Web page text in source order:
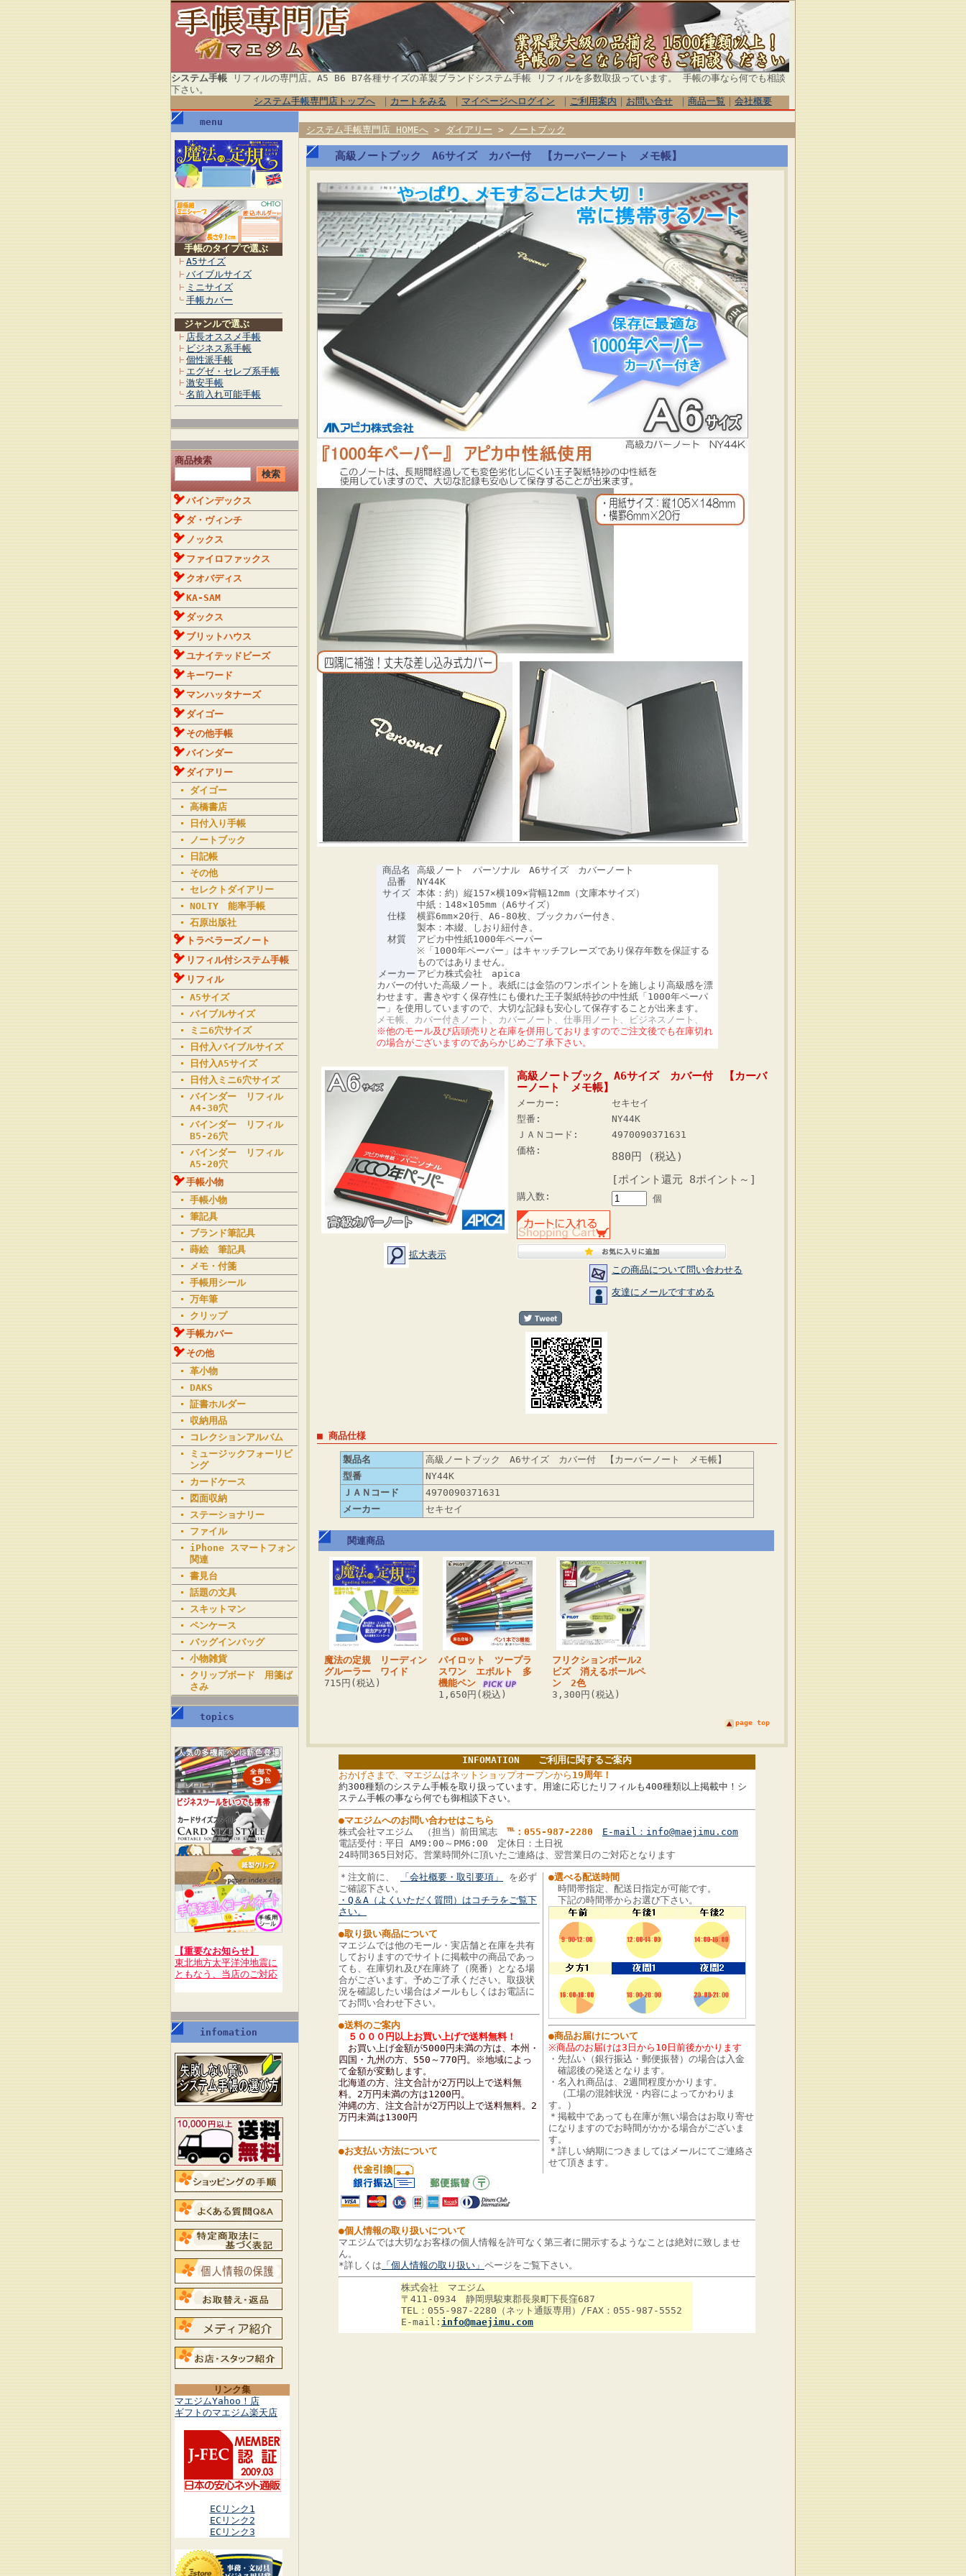
システム手帳 リフィルの専門店。A5 B6 B7各種サイズの革製ブランドシステム手帳 リフィルを多数取扱っています。 手帳の事なら何でも相談
下さい。
システム手帳専門店トップへ
カートをみる マイページへログイン ご利用案内 お問い合せ 商品一覧
会社概要
menu
手帳のタイプで選ぶ
A5サイズ
バイブルサイズ
ミニサイズ
手帳カバー
ジャンルで選ぶ
店長オススメ手帳
ビジネス系手帳
個性派手帳
エグゼ・セレブ系手帳
激安手帳
名前入れ可能手帳
商品検索
バインデックス
ダ・ヴィンチ
ノックス
ファイロファックス
クオバディス
KA-SAM
ダックス
ブリットハウス
ユナイテッドビーズ
キーワード
マンハッタナーズ
ダイゴー
その他手帳
バインダー
ダイアリー
ダイゴー
高橋書店
日付入り手帳
ノートブック
日記帳
その他
セレクトダイアリー
NOLTY 能率手帳
石原出版社
トラベラーズノート
リフィル付システム手帳
リフィル
A5サイズ
バイブルサイズ
ミニ6穴サイズ
日付入バイブルサイズ
日付入A5サイズ
日付入ミニ6穴サイズ
バインダー リフィル
A4-30穴
バインダー リフィル
B5-26穴
バインダー リフィル
A5-20穴
手帳小物
手帳小物
筆記具
ブランド筆記具
蒔絵 筆記具
メモ・付箋
手帳用シール
万年筆
クリップ
手帳カバー
その他
革小物
DAKS
証書ホルダー
収納用品
コレクションアルバム
ミュージックフォーリビ
ング
カードケース
図面収納
ステーショナリー
ファイル
iPhone スマートフォン
関連
書見台
話題の文具
スキットマン
ペンケース
バッグインバッグ
小物雑貨
クリップボード 用箋ば
さみ
topics
【重要なお知らせ】
東北地方太平洋沖地震に
ともなう、当店のご対応
infomation
リンク集
マエジムYahoo！店
ギフトのマエジム楽天店
ECリンク1
ECリンク2
ECリンク3
システム手帳専門店 HOMEへ > ダイアリー > ノートブック
高級ノートブック A6サイズ カバー付 【カーバーノート メモ帳】
商品名
高級ノート パーソナル A6サイズ カバーノート
品番
NY44K
サイズ 本体：約）縦157×横109×背幅12mm（文庫本サイズ）
中紙：148×105mm（A6サイズ）
仕様
横罫6mm×20行、A6-80枚、ブックカバー付き、
製本：本綴、しおり紐付き。
材質
アピカ中性紙1000年ペーパー
※「1000年ペーパー」はキャッチフレーズであり保存年数を保証する
ものではありません。
メーカー アピカ株式会社 apica
カバーの付いた高級ノート。表紙には金箔のワンポイントを施しより高級感を漂
わせます。書きやすく保存性にも優れた王子製紙特抄の中性紙「1000年ペーパ
ー」を使用していますので、大切な記録も安心して保存することが出来ます。
メモ帳、カバー付きノート、カバーノート、仕事用ノート、ビジネスノート、
※他のモール及び店頭売りと在庫を併用しておりますのでご注文後でも在庫切れ
の場合がございますのであらかじめご了承下さい。
拡大表示
高級ノートブック A6サイズ カバー付 【カーバ
ーノート メモ帳】
メーカー:
セキセイ
型番:
NY44K
ＪＡＮコード:
4970090371631
価格:
880円 (税込)
[ポイント還元 8ポイント～]
購入数: 個
この商品について問い合わせる
友達にメールですすめる
■ 商品仕様
製品名
高級ノートブック A6サイズ カバー付 【カーバーノート メモ帳】
型番
NY44K
ＪＡＮコード
4970090371631
メーカー
セキセイ
関連商品
魔法の定規 リーディン
グルーラー ワイド
715円(税込)
パイロット ツープラ
スワン エボルト 多
機能ペン
1,650円(税込)
フリクションボール2
ビズ 消えるボールペ
ン 2色
3,300円(税込)
page top
INFOMATION ご利用に関するご案内
おかげさまで、マエジムはネットショップオープンから 19周年！
約300種類のシステム手帳を取り扱っています。用途に応じたリフィルも400種類以上掲載中！シ
ステム手帳の事なら何でも御相談下さい。
●マエジムへのお問い合わせはこちら
株式会社マエジム （担当）前田篤志 ℡：055-987-2280
E-mail：info@maejimu.com
電話受付：平日 AM9:00～PM6:00 定休日：土日祝
24時間365日対応。営業時間外に頂いたご連絡は、翌営業日のご対応となります
＊注文前に、 「会社概要・取引要項」
を必ず
ご確認下さい。
・Q＆A（よくいただく質問）はコチラをご覧下
さい。
●選べる配送時間
時間帯指定、配送日指定が可能です。
下記の時間帯からお選び下さい。
●取り扱い商品について
マエジムでは他のモール・実店舗と在庫を共有
しておりますのでサイトに掲載中の商品であっ
ても、在庫切れ及び在庫終了（廃番）となる場
合がございます。予めご了承ください。取扱状
況を確認したい場合はメールもしくはお電話に
てお問い合わせ下さい。
●送料のご案内
５０００円以上お買い上げで送料無料！
お買い上げ金額が5000円未満の方は、 本州・
四国・九州の方、 550～770円 。
※地域によっ
て金額が変動します。
北海道の方、注文合計が2万円以上で送料無
料。2万円未満の方は1200円。
沖縄の方、注文合計が2万円以上で送料無料。2
万円未満は1300円
●商品お届けについて
※商品のお届けは3日から10日前後かかります
・先払い（銀行振込・郵便振替）の場合は入金
確認後の発送となります。
・名入れ商品は、2週間程度かかります。
（工場の混雑状況・内容によってかわりま
す。）
＊掲載中であっても在庫が無い場合はお取り寄せ
になりますのでお時間がかかる場合がございま
す。
＊詳しい納期につきましてはメールにてご連絡さ
せて頂きます。
●お支払い方法について
●個人情報の取り扱いについて
マエジムでは大切なお客様の個人情報を許可なく第三者に開示するようなことは絶対に致しませ
ん。
*詳しくは 「個人情報の取り扱い」 ページをご覧下さい。
株式会社 マエジム
〒411-0934 静岡県駿東郡長泉町下長窪687
TEL：055-987-2280（ネット通販専用）/FAX：055-987-5552
E-mail: info@maejimu.com